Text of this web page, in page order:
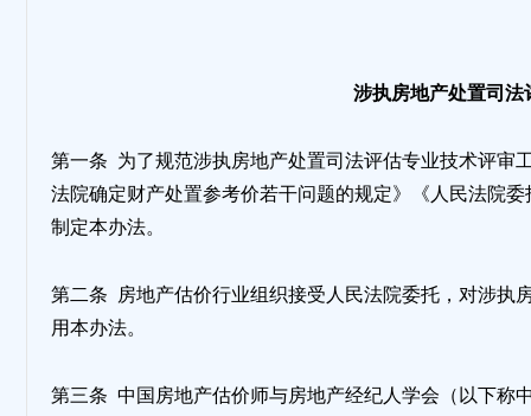
涉执房地产处置司
第一条 为了规范涉执房地产处置司法评估专业技术评审
法院确定财产处置参考价若干问题的规定》《人民法院
制定本办法。
第二条 房地产估价行业组织接受人民法院委托，对涉执
用本办法。
第三条 中国房地产估价师与房地产经纪人学会（以下称